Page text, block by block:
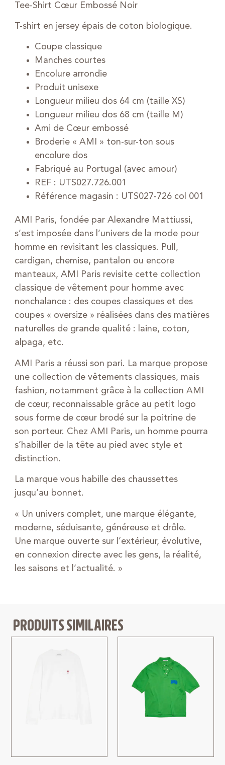
Tee-Shirt Cœur Embossé Noir
T-shirt en jersey épais de coton biologique.
Coupe classique
Manches courtes
Encolure arrondie
Produit unisexe
Longueur milieu dos 64 cm (taille XS)
Longueur milieu dos 68 cm (taille M)
Ami de Cœur embossé
Broderie « AMI » ton-sur-ton sous
encolure dos
Fabriqué au Portugal (avec amour)
REF : UTS027.726.001
Référence magasin : UTS027-726 col 001
AMI Paris, fondée par Alexandre Mattiussi,
s’est imposée dans l’univers de la mode pour
homme en revisitant les classiques. Pull,
cardigan, chemise, pantalon ou encore
manteaux, AMI Paris revisite cette collection
classique de vêtement pour homme avec
nonchalance : des coupes classiques et des
coupes « oversize » réalisées dans des matières
naturelles de grande qualité : laine, coton,
alpaga, etc.
AMI Paris a réussi son pari. La marque propose
une collection de vêtements classiques, mais
fashion, notamment grâce à la collection AMI
de cœur, reconnaissable grâce au petit logo
sous forme de cœur brodé sur la poitrine de
son porteur. Chez AMI Paris, un homme pourra
s’habiller de la tête au pied avec style et
distinction.
La marque vous habille des chaussettes
jusqu’au bonnet.
« Un univers complet, une marque élégante,
moderne, séduisante, généreuse et drôle.
Une marque ouverte sur l’extérieur, évolutive,
en connexion directe avec les gens, la réalité,
les saisons et l’actualité. »
PRODUITS SIMILAIRES